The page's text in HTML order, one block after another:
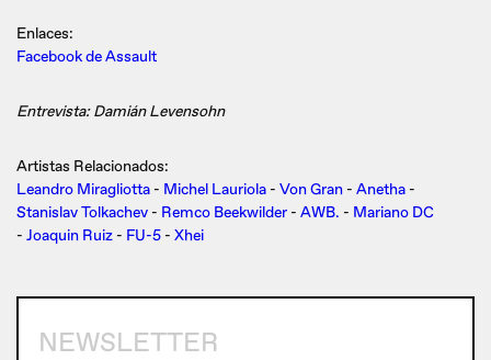
Enlaces:
Facebook de Assault
Entrevista: Damián Levensohn
Artistas Relacionados:
Leandro Miragliotta - Michel Lauriola - Von Gran - Anetha -
Stanislav Tolkachev - Remco Beekwilder - AWB. - Mariano DC
- Joaquin Ruiz - FU-5 - Xhei
NEWSLETTER